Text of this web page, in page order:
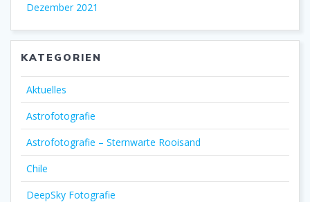
Dezember 2021
KATEGORIEN
Aktuelles
Astrofotografie
Astrofotografie – Sternwarte Rooisand
Chile
DeepSky Fotografie